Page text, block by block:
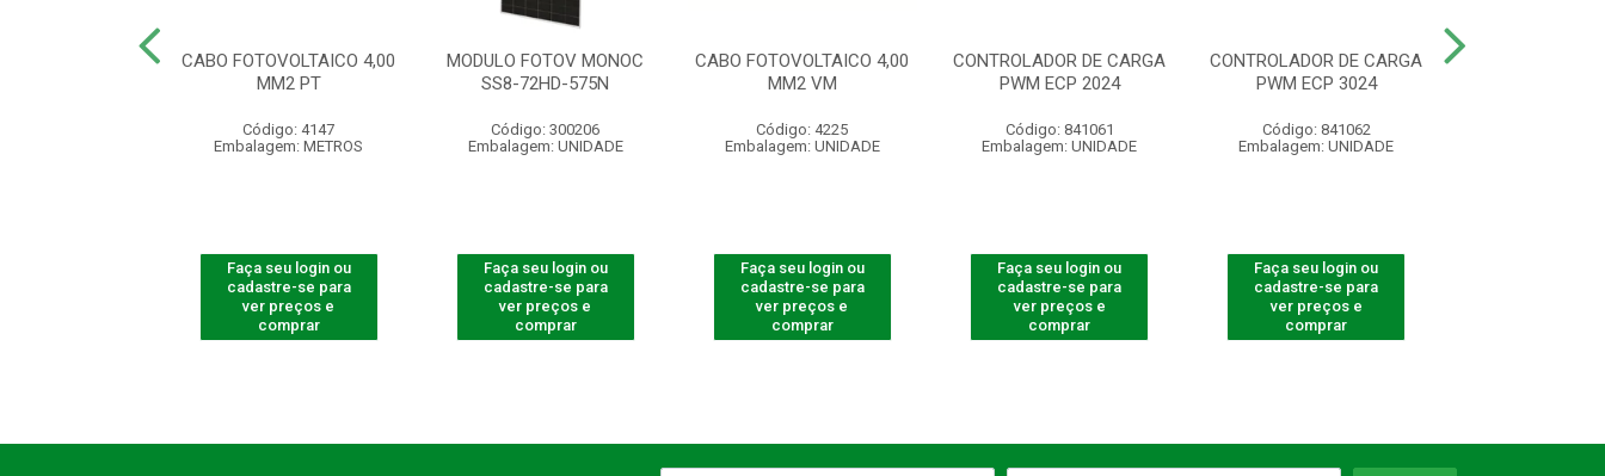
CABO FOTOVOLTAICO 4,00
MM2 PT
Código: 4147
Embalagem: METROS
Faça seu login ou
cadastre-se para
ver preços e
comprar
MODULO FOTOV MONOC
SS8-72HD-575N
Código: 300206
Embalagem: UNIDADE
Faça seu login ou
cadastre-se para
ver preços e
comprar
CABO FOTOVOLTAICO 4,00
MM2 VM
Código: 4225
Embalagem: UNIDADE
Faça seu login ou
cadastre-se para
ver preços e
comprar
CONTROLADOR DE CARGA
PWM ECP 2024
Código: 841061
Embalagem: UNIDADE
Faça seu login ou
cadastre-se para
ver preços e
comprar
CONTROLADOR DE CARGA
PWM ECP 3024
Código: 841062
Embalagem: UNIDADE
Faça seu login ou
cadastre-se para
ver preços e
comprar